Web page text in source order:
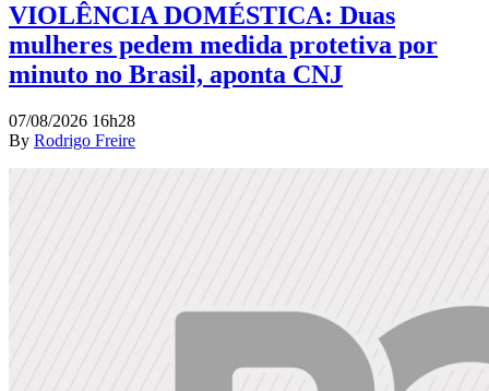
VIOLÊNCIA DOMÉSTICA: Duas
mulheres pedem medida protetiva por
minuto no Brasil, aponta CNJ
07/08/2026 16h28
By Rodrigo Freire